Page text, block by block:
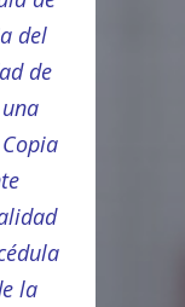
del
de
la